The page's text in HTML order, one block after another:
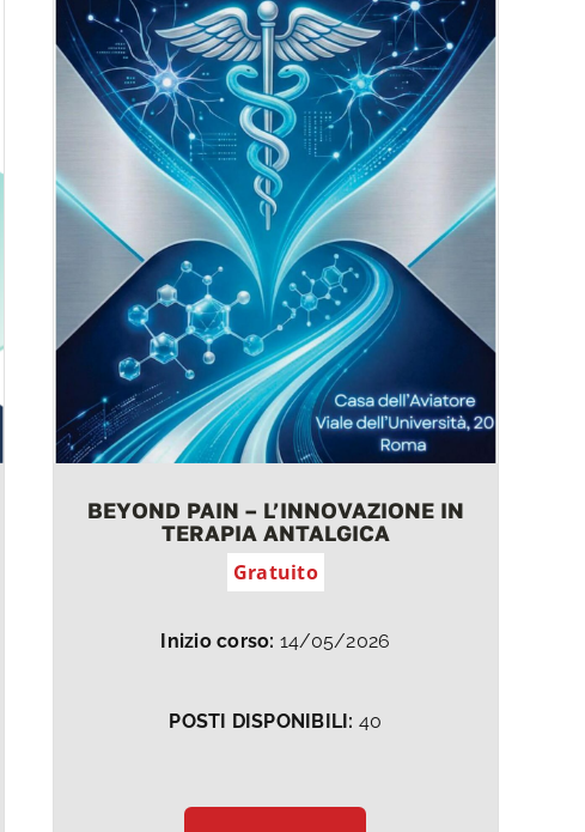
BEYOND PAIN – L’INNOVAZIONE IN
TERAPIA ANTALGICA
Gratuito
Inizio corso: 14/05/2026
POSTI DISPONIBILI: 40